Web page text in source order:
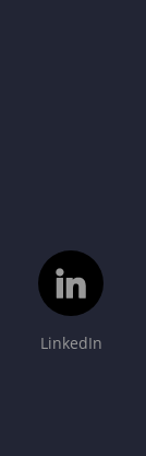
LinkedIn